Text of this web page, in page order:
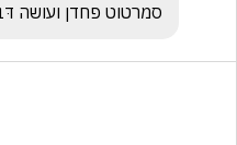
סמרטוט פחדן ועושה